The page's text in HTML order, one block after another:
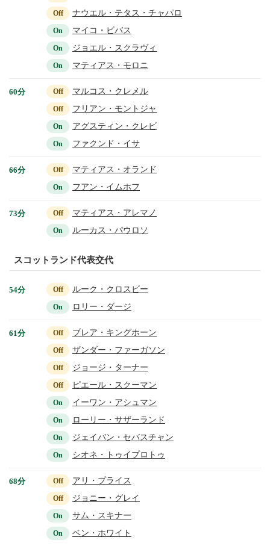
Off ナウエル・テタス・チャパロ
On マイコ・ビバス
On ジョエル・スクラヴィ
On マティアス・モロニ
60分 Off マルコス・クレメル
Off フリアン・モントジャ
On アグスティン・クレビ
On ファクンド・イサ
66分 Off マティアス・オランド
On フアン・イムホフ
73分 Off マティアス・アレマノ
On ルーカス・パウロソ
スコットランド代表交代
54分 Off ルーク・クロスビー
On ロリー・ダージ
61分 Off ブレア・キングホーン
Off ザンダー・ファーガソン
Off ジョージ・ターナー
Off ピエール・スクーマン
On イーワン・アシュマン
On ローリー・サザーランド
On ジェイバン・セバスチャン
On シオネ・トゥイプロトゥ
68分 Off アリ・プライス
Off ジョニー・グレイ
On サム・スキナー
On ベン・ホワイト